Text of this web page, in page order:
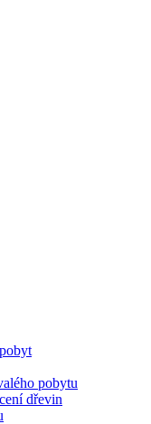
pobytu
dřevin